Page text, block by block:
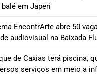
em Japeri
EncontrArte abre 50
audiovisual na Baixada
de Caxias terá piscina,
serviços em meio a